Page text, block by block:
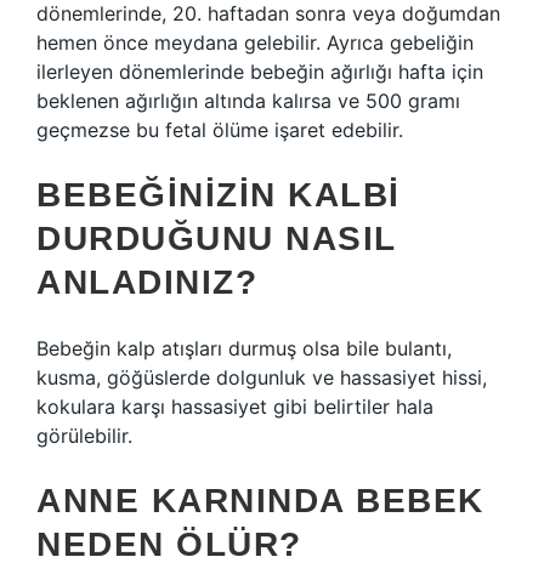
dönemlerinde, 20. haftadan sonra veya doğumdan
hemen önce meydana gelebilir. Ayrıca gebeliğin
ilerleyen dönemlerinde bebeğin ağırlığı hafta için
beklenen ağırlığın altında kalırsa ve 500 gramı
geçmezse bu fetal ölüme işaret edebilir.
BEBEĞINIZIN KALBI
DURDUĞUNU NASIL
ANLADINIZ?
Bebeğin kalp atışları durmuş olsa bile bulantı,
kusma, göğüslerde dolgunluk ve hassasiyet hissi,
kokulara karşı hassasiyet gibi belirtiler hala
görülebilir.
ANNE KARNINDA BEBEK
NEDEN ÖLÜR?